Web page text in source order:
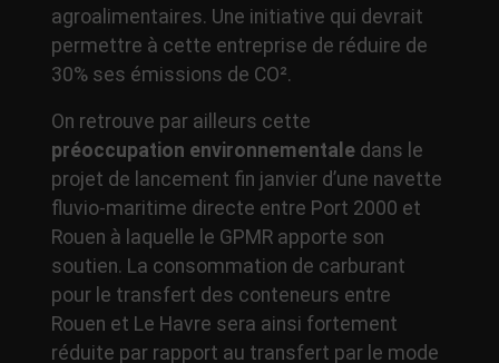
agroalimentaires. Une initiative qui devrait
permettre à cette entreprise de réduire de
30% ses émissions de CO².
On retrouve par ailleurs cette
préoccupation environnementaledans le
projet de lancement fin janvier d’une navette
fluvio-maritime directe entre Port 2000 et
Rouen à laquelle le GPMR apporte son
soutien. La consommation de carburant
pour le transfert des conteneurs entre
Rouen et Le Havre sera ainsi fortement
réduite par rapport au transfert par le mode